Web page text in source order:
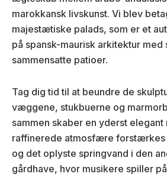
marokkansk livskunst. Vi blev
majestætiske palads, som er et
på spansk-maurisk arkitektur med
sammensatte patioer.
Tag dig tid til at beundre de
væggene, stukbuerne og
sammen skaber en yderst elegant
raffinerede atmosfære forstærkes
og det oplyste springvand i den
gårdhave, hvor musikere spiller